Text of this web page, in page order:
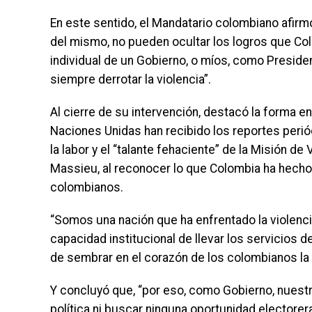
En este sentido, el Mandatario colombiano
del mismo, no pueden ocultar los logros que
individual de un Gobierno, o míos, como
siempre derrotar la violencia”.
Al cierre de su intervención, destacó la forma
Naciones Unidas han recibido los reportes
la labor y el “talante fehaciente” de la Misión
Massieu, al reconocer lo que Colombia ha
colombianos.
“Somos una nación que ha enfrentado la
capacidad institucional de llevar los servicios
de sembrar en el corazón de los colombianos la
Y concluyó que, “por eso, como Gobierno,